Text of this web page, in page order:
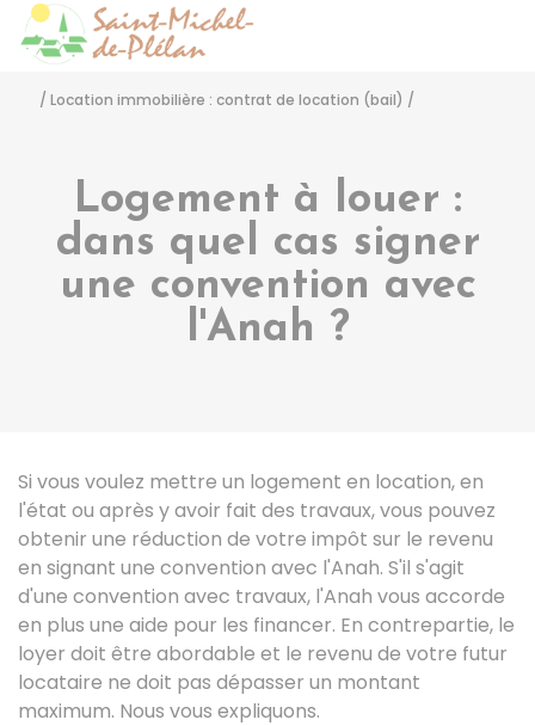
/ Location immobilière : contrat de location (bail) /
Logement à louer :
dans quel cas signer
une convention avec
l'Anah ?
Si vous voulez mettre un logement en location, en
l'état ou après y avoir fait des travaux, vous pouvez
obtenir une réduction de votre impôt sur le revenu
en signant une convention avec l'Anah. S'il s'agit
d'une convention avec travaux, l'Anah vous accorde
en plus une aide pour les financer. En contrepartie, le
loyer doit être abordable et le revenu de votre futur
locataire ne doit pas dépasser un montant
maximum. Nous vous expliquons.